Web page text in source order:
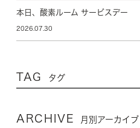
本日、酸素ルーム サービスデー
2026.07.30
TAG タグ
ARCHIVE 月別アーカイブ